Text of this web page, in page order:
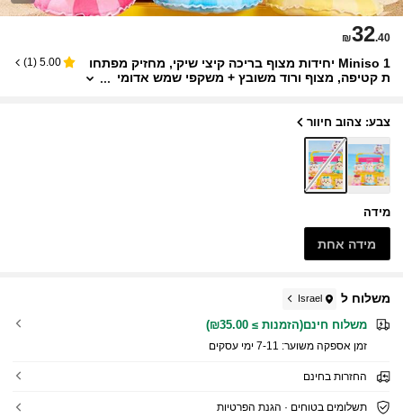
₪32.40
Miniso 1 יחידות מצוף בריכה קיצי שיקי, מחזיק מפתחו
ת קטיפה, מצוף ורוד משובץ + משקפי שמש אדומי
5.00
(
1
)
צבע: צהוב חיוור
מידה
מידה אחת
משלוח ל Israel
משלוח חינם(הזמנות ≥ ₪35.00)
זמן אספקה ​​משוער: 7-11 ימי עסקים
החזרות בחינם
תשלומים בטוחים · הגנת הפרטיות